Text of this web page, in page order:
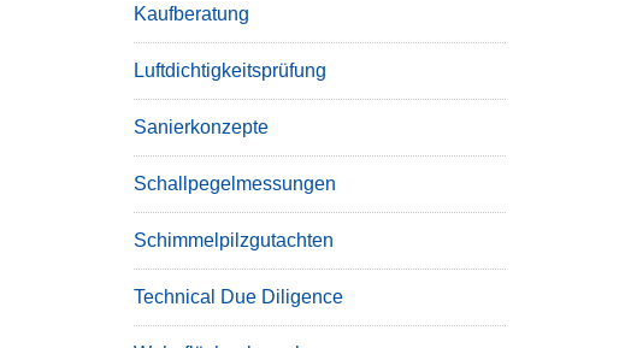
Kaufberatung
Luftdichtigkeitsprüfung
Sanierkonzepte
Schallpegelmessungen
Schimmelpilzgutachten
Technical Due Diligence